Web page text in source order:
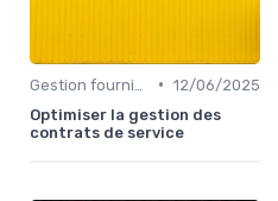
• 12/06/2025
Optimiser la gestion des
contrats de service